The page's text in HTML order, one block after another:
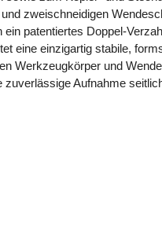
zweischneidigen
patentiertes Doppel-
eine einzigartig stabile,
Werkzeugkörper und
zuverlässige Aufnahme